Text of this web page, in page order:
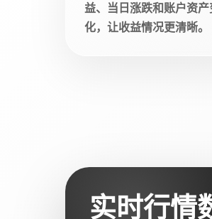
益、当日涨跌和账户资产
化，让收益情况更清晰。
实时行情